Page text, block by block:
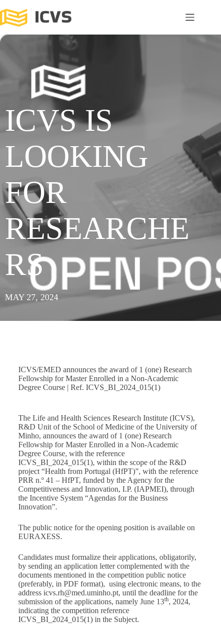
ICVS IS
LOOKING
FOR
RESEARCHE
RS
MAY 27, 2024
ICVS/EMED announces the award of 1 (one) Research
Fellowship for Master Enrolled in a Non-Academic
Degree Course | Ref. ICVS_BI_2024_015(1)
The Life and Health Sciences Research Institute (ICVS),
R&D Unit of the School of Medicine of the University of
Minho, announces the award of 1 (one) Research
Fellowship for Master Enrolled in a Non-Academic
Degree Course, with the reference
ICVS_BI_2024_015(1), within the scope of the R&D
project “Health from Portugal (HfPT)”, with the reference
PRR n.º 41 – HfPT, funded by the Agency for the
Competitiveness and Innovation, I.P. (IAPMEI), through
the Incentive System “Agendas for the Business
Innovation”.
The public notice for the opening position is available on
EURAXESS.
Candidates must formalize their applications, obligatorily,
by sending an application letter complemented with the
documents mentioned in the competition public notice
(preferably, in PDF format), using electronic means, to the
address icvs.rh@med.uminho.pt, until the deadline for the
submission of the applications, namely June 13th, 2024,
indicating the competition reference
ICVS_BI_2024_015(1) in the Subject.